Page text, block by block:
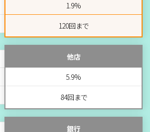
1.9%
120回まで
他店
5.9%
84回まで
銀行